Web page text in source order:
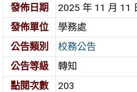
發佈日期
2025 年 11 月 11
發佈單位
學務處
公告類別
校務公告
公告等級
轉知
點閱次數
203